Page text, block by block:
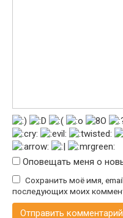
Оповещать меня о
Сохранить моё имя,
последующих моих